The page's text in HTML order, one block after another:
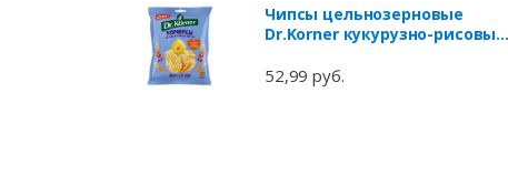
Чипсы цельнозерновые
Dr.Korner кукурузно-рисовые
52,99 руб.